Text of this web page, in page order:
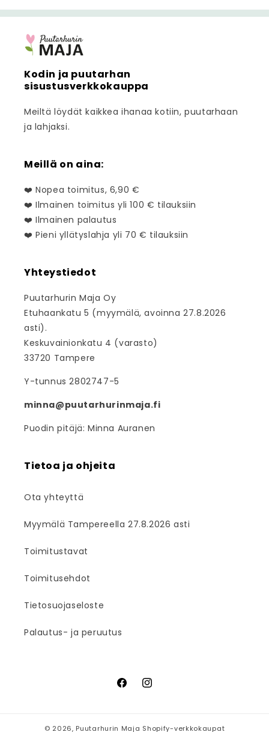
Kodin ja puutarhan
sisustusverkkokauppa
Meiltä löydät kaikkea ihanaa kotiin, puutarhaan
ja lahjaksi.
Meillä on aina:
❤️ Nopea toimitus, 6,90 €
❤️ Ilmainen toimitus yli 100 € tilauksiin
❤️ Ilmainen palautus
❤️ Pieni yllätyslahja yli 70 € tilauksiin
Yhteystiedot
Puutarhurin Maja Oy
Etuhaankatu 5 (myymälä, avoinna 27.8.2026
asti).
Keskuvainionkatu 4 (varasto)
33720 Tampere
Y-tunnus 2802747-5
minna@puutarhurinmaja.fi
Puodin pitäjä: Minna Auranen
Tietoa ja ohjeita
Ota yhteyttä
Myymälä Tampereella 27.8.2026 asti
Toimitustavat
Toimitusehdot
Tietosuojaseloste
Palautus- ja peruutus
FacebookInstagram
© 2026, Puutarhurin Maja Shopify-verkkokaupat